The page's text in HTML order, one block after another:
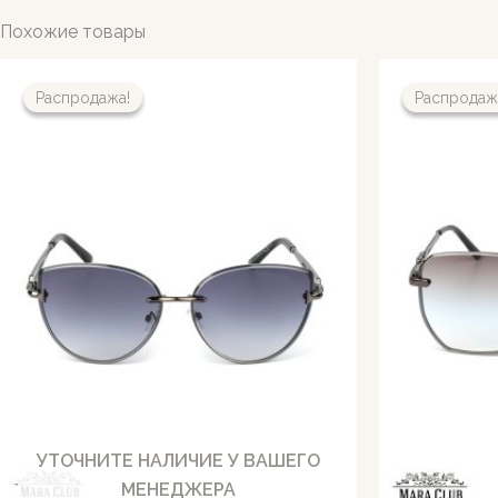
Похожие товары
Распродажа!
УТОЧНИТЕ НАЛИЧИЕ У ВАШЕГО
МЕНЕДЖЕРА
Распродажа!